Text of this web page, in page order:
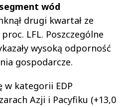
segment wód
drugi kwartał ze
LFL. Poszczególne
wysoką odporność
gospodarcze.
w kategorii EDP
Azji i Pacyfiku (+13,0